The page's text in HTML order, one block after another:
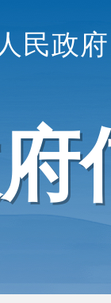
民政府